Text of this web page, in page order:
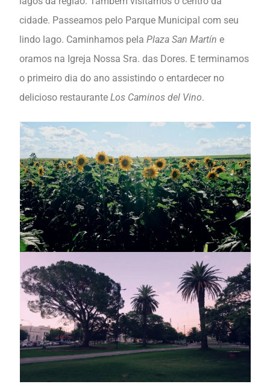
cidade. Passeamos pelo Parque Municipal com seu
lindo lago. Caminhamos pelaPlaza San Martíne
oramos na Igreja Nossa Sra. das Dores. E terminamos
o primeiro dia do ano assistindo o entardecer no
delicioso restauranteLos Caminos del Vino.